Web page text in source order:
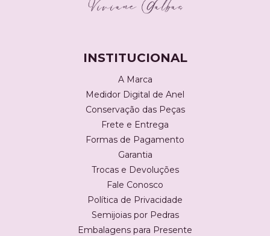
INSTITUCIONAL
A Marca
Medidor Digital de Anel
Conservação das Peças
Frete e Entrega
Formas de Pagamento
Garantia
Trocas e Devoluções
Fale Conosco
Política de Privacidade
Semijoias por Pedras
Embalagens para Presente